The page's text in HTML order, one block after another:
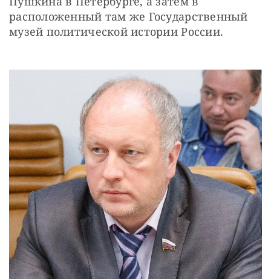
расположенный там же Государственный
музей политической истории России.